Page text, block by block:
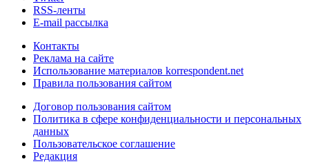
RSS-ленты
E-mail рассылка
Контакты
Реклама на сайте
Использование материалов korrespondent.net
Правила пользования сайтом
Договор пользования сайтом
Политика в сфере конфиденциальности и персональных
данных
Пользовательское соглашение
Редакция